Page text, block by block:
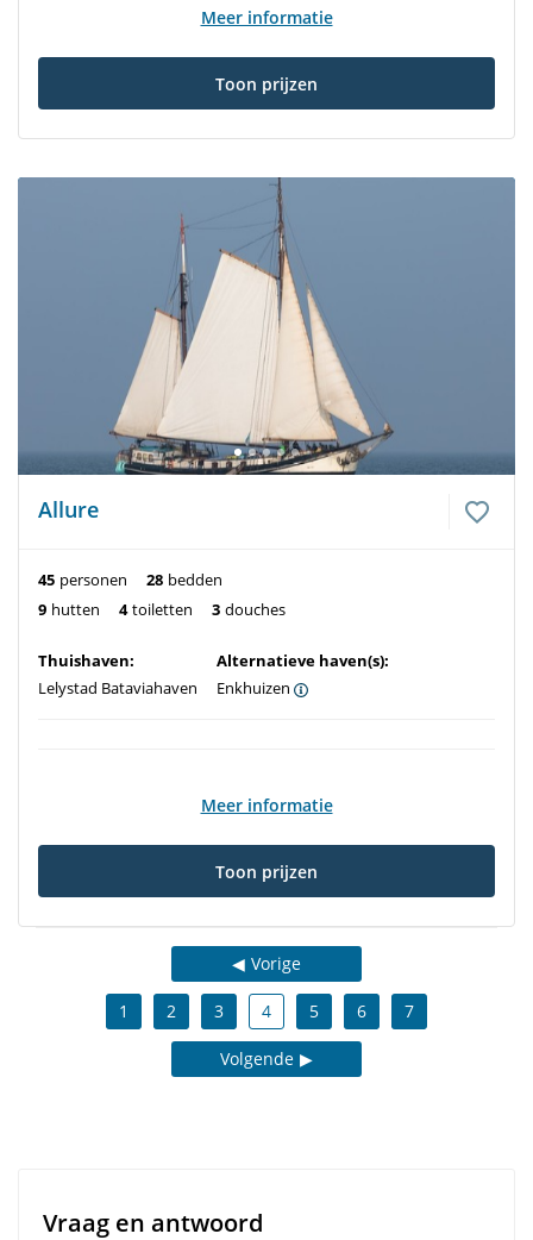
Meer informatie
Toon prijzen
Allure
45 personen 28 bedden
9 hutten 4 toiletten 3 douches
Thuishaven:
Lelystad Bataviahaven
Alternatieve haven(s):
Enkhuizen
Meer informatie
Toon prijzen
Vorige
1 2 3 4 5 6 7
Volgende
Vraag en antwoord